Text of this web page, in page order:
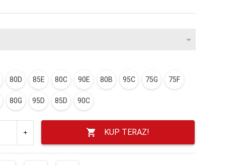
80D 85E 80C 90E 80B 95C 75G 75F
80G 95D 85D 90C
KUP TERAZ!